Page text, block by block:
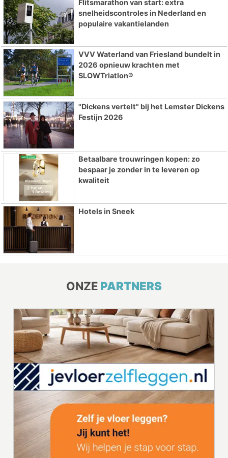
Flitsmarathon van start: extra
snelheidscontroles in Nederland en
populaire vakantielanden
VVV Waterland van Friesland bundelt in
2026 opnieuw krachten met
SLOWTriatlon®
"Dickens vertelt" bij het Lemster Dickens
Festijn 2026
Betaalbare trouwringen kopen: zo
bespaar je zonder in te leveren op
kwaliteit
Hotels in Sneek
ONZE PARTNERS